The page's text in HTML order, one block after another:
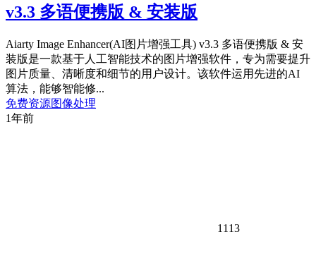
v3.3 多语便携版 & 安装版
Aiarty Image Enhancer(AI图片增强工具) v3.3 多语便携版 & 安
装版是一款基于人工智能技术的图片增强软件，专为需要提升
图片质量、清晰度和细节的用户设计。该软件运用先进的AI
算法，能够智能修...
免费资源图像处理
1年前
1113